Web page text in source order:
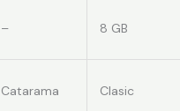
– 8 GB
Catarama Clasic